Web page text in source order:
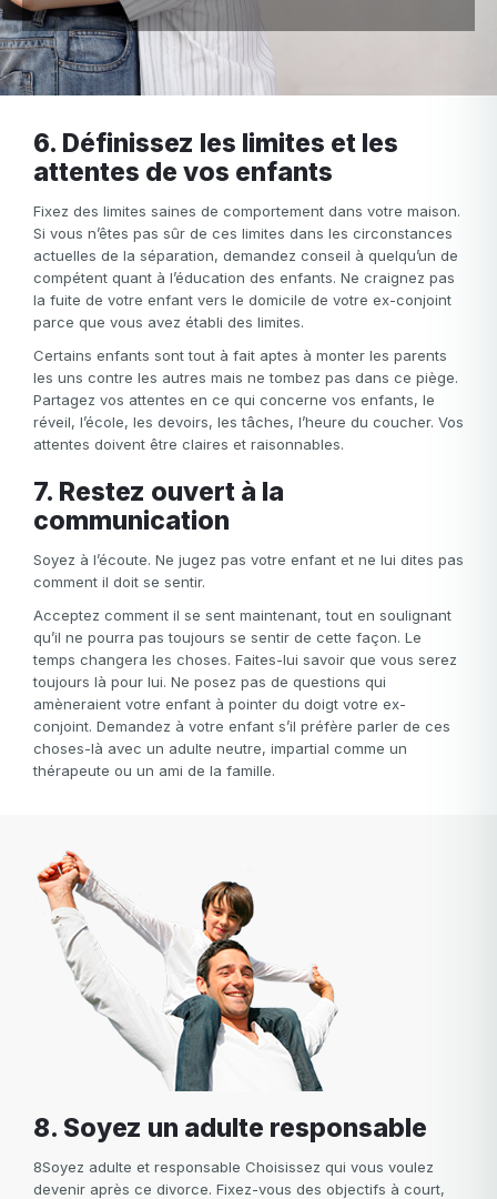
6. Définissez les limites et les
attentes de vos enfants
Fixez des limites saines de comportement dans votre maison.
Si vous n’êtes pas sûr de ces limites dans les circonstances
actuelles de la séparation, demandez conseil à quelqu’un de
compétent quant à l’éducation des enfants. Ne craignez pas
la fuite de votre enfant vers le domicile de votre ex-conjoint
parce que vous avez établi des limites.
Certains enfants sont tout à fait aptes à monter les parents
les uns contre les autres mais ne tombez pas dans ce piège.
Partagez vos attentes en ce qui concerne vos enfants, le
réveil, l’école, les devoirs, les tâches, l’heure du coucher. Vos
attentes doivent être claires et raisonnables.
7. Restez ouvert à la
communication
Soyez à l’écoute. Ne jugez pas votre enfant et ne lui dites pas
comment il doit se sentir.
Acceptez comment il se sent maintenant, tout en soulignant
qu’il ne pourra pas toujours se sentir de cette façon. Le
temps changera les choses. Faites-lui savoir que vous serez
toujours là pour lui. Ne posez pas de questions qui
amèneraient votre enfant à pointer du doigt votre ex-
conjoint. Demandez à votre enfant s’il préfère parler de ces
choses-là avec un adulte neutre, impartial comme un
thérapeute ou un ami de la famille.
8. Soyez un adulte responsable
8Soyez adulte et responsable Choisissez qui vous voulez
devenir après ce divorce. Fixez-vous des objectifs à court,
Email
mot
de
passe
Connexion
Mot de passe oublié?
Ou connectez-vous via
Facebook Google Apple
Confirmation de mot de passe
Créer mon compte
Ou inscrivez-vous via
Facebook Google Apple